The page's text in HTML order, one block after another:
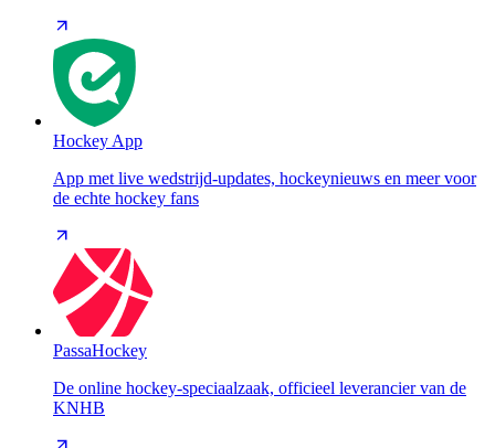
Hockey App
App met live wedstrijd-updates, hockeynieuws en meer voor
de echte hockey fans
PassaHockey
De online hockey-speciaalzaak, officieel leverancier van de
KNHB